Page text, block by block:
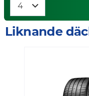
Liknande